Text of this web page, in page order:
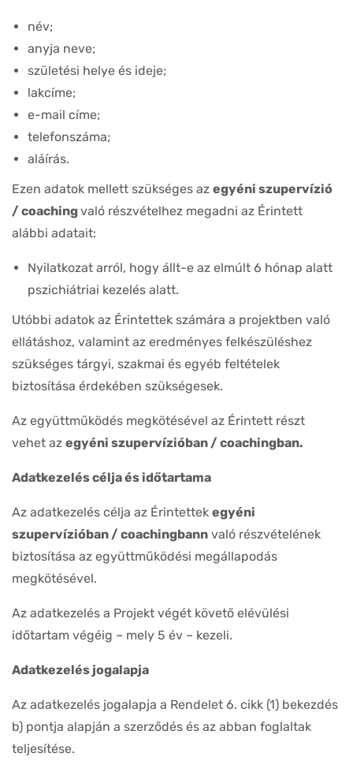
név;
anyja neve;
születési helye és ideje;
lakcíme;
e-mail címe;
telefonszáma;
aláírás.
Ezen adatok mellett szükséges az egyéni szupervízió
/ coachingvaló részvételhez megadni az Érintett
alábbi adatait:
Nyilatkozat arról, hogy állt-e az elmúlt 6 hónap alatt
pszichiátriai kezelés alatt.
Utóbbi adatok az Érintettek számára a projektben való
ellátáshoz, valamint az eredményes felkészüléshez
szükséges tárgyi, szakmai és egyéb feltételek
biztosítása érdekében szükségesek.
Az együttműködés megkötésével az Érintett részt
vehet az egyéni szupervízióban / coachingban.
Adatkezelés célja és időtartama
Az adatkezelés célja az Érintettek egyéni
szupervízióban / coachingbann való részvételének
biztosítása az együttműködési megállapodás
megkötésével.
Az adatkezelés a Projekt végét követő elévülési
időtartam végéig – mely 5 év – kezeli.
Adatkezelés jogalapja
Az adatkezelés jogalapja a Rendelet 6. cikk (1) bekezdés
b) pontja alapján a szerződés és az abban foglaltak
teljesítése.